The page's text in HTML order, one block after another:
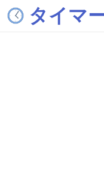
タイマ